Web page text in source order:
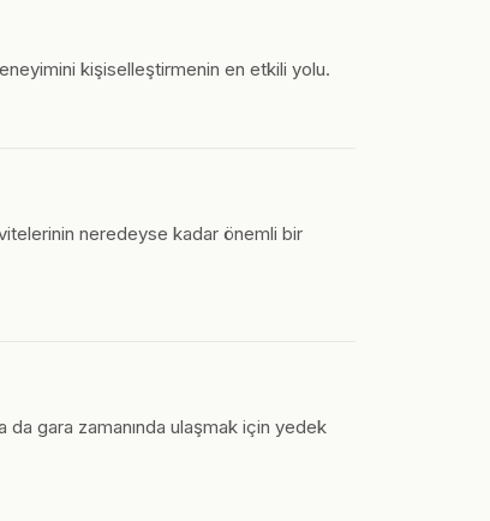
kişiselleştirmenin en etkili yolu.
neredeyse kadar önemli bir
da gara zamanında ulaşmak için yedek